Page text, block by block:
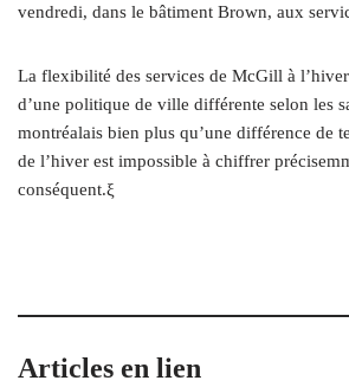
vendredi, dans le bâtiment Brown, aux
La flexibilité des services de McGill à
d’une politique de ville différente selon les
montréalais bien plus qu’une différence de
de l’hiver est impossible à chiffrer
conséquent.ξ
Articles en lien